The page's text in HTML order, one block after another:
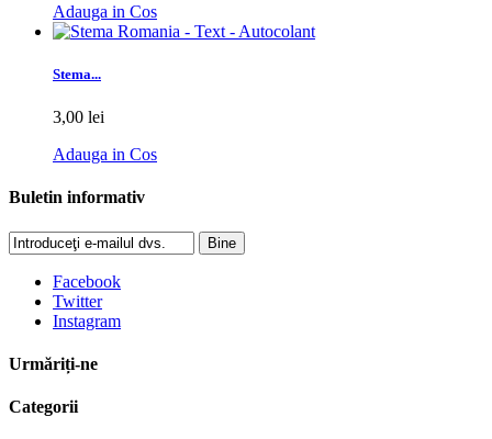
Adauga in Cos
Stema...
3,00 lei
Adauga in Cos
Buletin informativ
Bine
Facebook
Twitter
Instagram
Urmăriți-ne
Categorii